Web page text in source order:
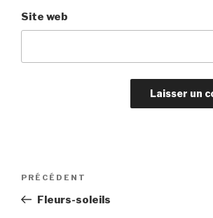
Site web
Navigation
l’article
Article
précédent
PRÉCÉDENT
Fleurs-soleils